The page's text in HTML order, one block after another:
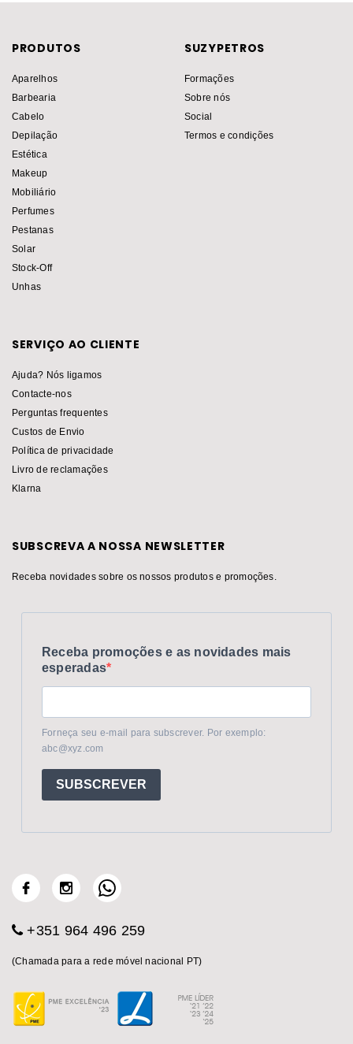
PRODUTOS
Aparelhos
Barbearia
Cabelo
Depilação
Estética
Makeup
Mobiliário
Perfumes
Pestanas
Solar
Stock-Off
Unhas
SUZYPETROS
Formações
Sobre nós
Social
Termos e condições
SERVIÇO AO CLIENTE
Ajuda? Nós ligamos
Contacte-nos
Perguntas frequentes
Custos de Envio
Política de privacidade
Livro de reclamações
Klarna
SUBSCREVA A NOSSA NEWSLETTER
Receba novidades sobre os nossos produtos e promoções.
Receba promoções e as novidades mais
esperadas
Forneça seu e-mail para subscrever. Por exemplo:
abc@xyz.com
SUBSCREVER
+351 964 496 259
(Chamada para a rede móvel nacional PT)